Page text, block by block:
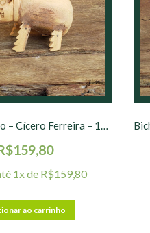
Bicho Dentuço – Cícero Ferreira – 15 cm – Natural
159,80
1x de R$159,80
ao carrinho